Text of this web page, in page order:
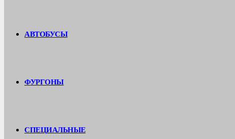
АВТОБУСЫ
ФУРГОНЫ
СПЕЦИАЛЬНЫЕ